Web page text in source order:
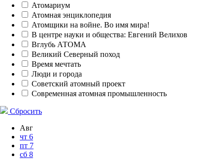
Атомариум
Атомная энциклопедия
Атомщики на войне. Во имя мира!
В центре науки и общества: Евгений Велихов
Вглубь АТОМА
Великий Северный поход
Время мечтать
Люди и города
Советский атомный проект
Современная атомная промышленность
Сбросить
Авг
чт 6
пт 7
сб 8